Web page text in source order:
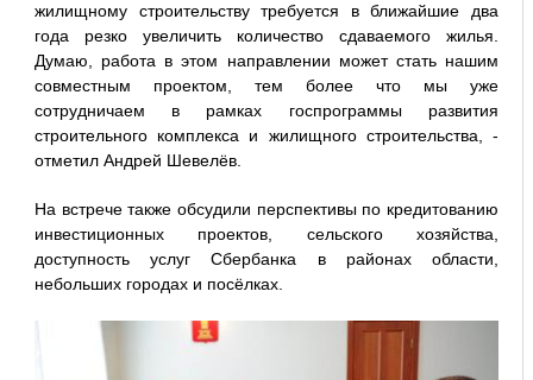
жилищному строительству требуется в ближайшие два
года резко увеличить количество сдаваемого жилья.
Думаю, работа в этом направлении может стать нашим
совместным проектом, тем более что мы уже
сотрудничаем в рамках госпрограммы развития
строительного комплекса и жилищного строительства, -
отметил Андрей Шевелёв.
На встрече также обсудили перспективы по кредитованию
инвестиционных проектов, сельского хозяйства,
доступность услуг Сбербанка в районах области,
небольших городах и посёлках.